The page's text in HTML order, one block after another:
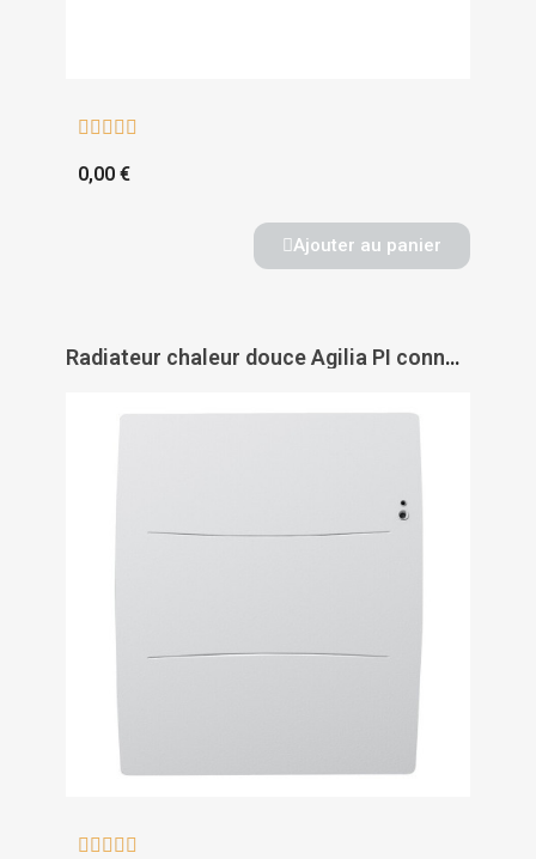
    
0,00 €
Ajouter au panier
Radiateur chaleur douce Agilia PI connecté horizontal - ATLANTIC
    